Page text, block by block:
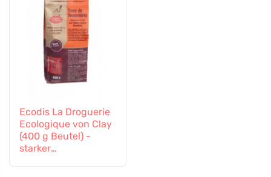
Ecodis La Droguerie
Ecologique von Clay
(400 g Beutel) -
starker